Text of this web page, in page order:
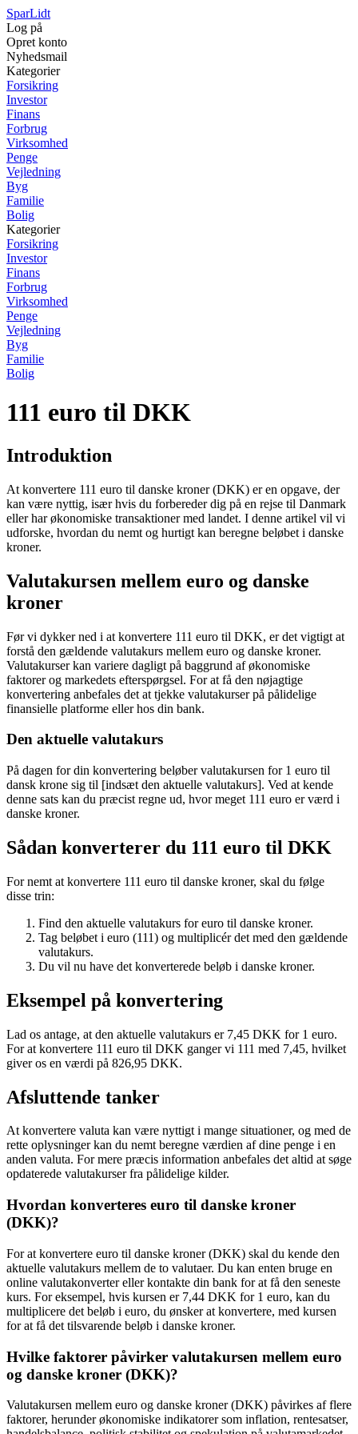
SparLidt
Log på
Opret konto
Nyhedsmail
Kategorier
Forsikring
Investor
Finans
Forbrug
Virksomhed
Penge
Vejledning
Byg
Familie
Bolig
Kategorier
Forsikring
Investor
Finans
Forbrug
Virksomhed
Penge
Vejledning
Byg
Familie
Bolig
111 euro til DKK
Introduktion
At konvertere 111 euro til danske kroner (DKK) er en opgave, der
kan være nyttig, især hvis du forbereder dig på en rejse til Danmark
eller har økonomiske transaktioner med landet. I denne artikel vil vi
udforske, hvordan du nemt og hurtigt kan beregne beløbet i danske
kroner.
Valutakursen mellem euro og danske
kroner
Før vi dykker ned i at konvertere 111 euro til DKK, er det vigtigt at
forstå den gældende valutakurs mellem euro og danske kroner.
Valutakurser kan variere dagligt på baggrund af økonomiske
faktorer og markedets efterspørgsel. For at få den nøjagtige
konvertering anbefales det at tjekke valutakurser på pålidelige
finansielle platforme eller hos din bank.
Den aktuelle valutakurs
På dagen for din konvertering beløber valutakursen for 1 euro til
dansk krone sig til [indsæt den aktuelle valutakurs]. Ved at kende
denne sats kan du præcist regne ud, hvor meget 111 euro er værd i
danske kroner.
Sådan konverterer du 111 euro til DKK
For nemt at konvertere 111 euro til danske kroner, skal du følge
disse trin:
Find den aktuelle valutakurs for euro til danske kroner.
Tag beløbet i euro (111) og multiplicér det med den gældende
valutakurs.
Du vil nu have det konverterede beløb i danske kroner.
Eksempel på konvertering
Lad os antage, at den aktuelle valutakurs er 7,45 DKK for 1 euro.
For at konvertere 111 euro til DKK ganger vi 111 med 7,45, hvilket
giver os en værdi på 826,95 DKK.
Afsluttende tanker
At konvertere valuta kan være nyttigt i mange situationer, og med de
rette oplysninger kan du nemt beregne værdien af dine penge i en
anden valuta. For mere præcis information anbefales det altid at søge
opdaterede valutakurser fra pålidelige kilder.
Hvordan konverteres euro til danske kroner
(DKK)?
For at konvertere euro til danske kroner (DKK) skal du kende den
aktuelle valutakurs mellem de to valutaer. Du kan enten bruge en
online valutakonverter eller kontakte din bank for at få den seneste
kurs. For eksempel, hvis kursen er 7,44 DKK for 1 euro, kan du
multiplicere det beløb i euro, du ønsker at konvertere, med kursen
for at få det tilsvarende beløb i danske kroner.
Hvilke faktorer påvirker valutakursen mellem euro
og danske kroner (DKK)?
Valutakursen mellem euro og danske kroner (DKK) påvirkes af flere
faktorer, herunder økonomiske indikatorer som inflation, rentesatser,